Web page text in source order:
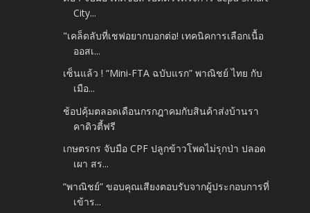
City...
"เคล็ดลับที่เชฟอยากบอกต่อ! เทคนิคการเลือกเนื้อ
ออสเ...
เซ็นแล้ว ! “Mini-FTA ฉบับแรก” พาณิชย์ ไทย กับ
เมือ...
ช้อปคุ้มตลอดเดือนกรกฎาคมกับสินค้าส่งบ้านรา
คาดิวตี้ฟรี
เกษตรกร จับมือ CPF ปลูกข้าวโพดไม่รุกป่า ปลอด
เผา สร...
“พาณิชย์” ขอบคุณเสียงตอบรับจากผู้ประกอบการที่
เข้าร...